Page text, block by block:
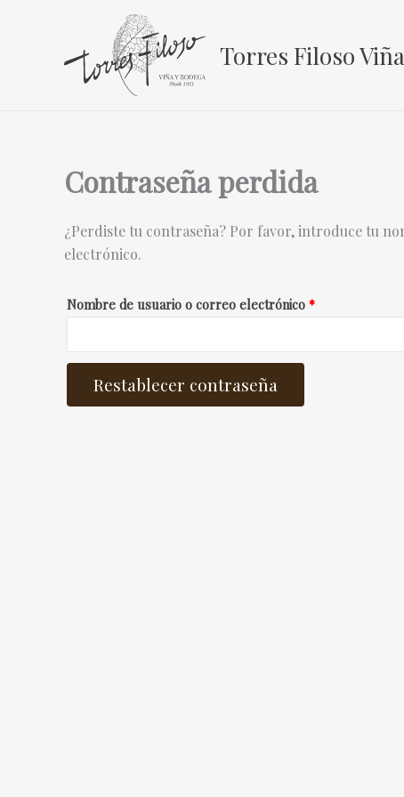
Torres Filoso
Contraseña perdida
¿Perdiste tu contraseña? Por favor, introduce tu
electrónico.
Nombre de usuario o correo electrónico *Obligatorio
Restablecer contraseña